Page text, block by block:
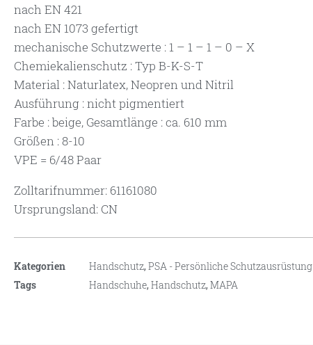
nach EN 421
nach EN 1073 gefertigt
mechanische Schutzwerte : 1 – 1 – 1 – 0 – X
Chemiekalienschutz : Typ B-K-S-T
Material : Naturlatex, Neopren und Nitril
Ausführung : nicht pigmentiert
Farbe : beige, Gesamtlänge : ca. 610 mm
Größen : 8-10
VPE = 6/48 Paar
Zolltarifnummer: 61161080
Ursprungsland: CN
Kategorien Handschutz,PSA - Persönliche Schutzausrüstung
Tags
Handschuhe,Handschutz,MAPA